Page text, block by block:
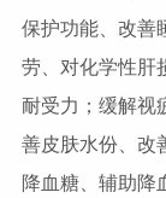
保护功能、改善
劳、对化学性肝
耐受力；缓解视
善皮肤水份、改
降血糖、辅助降